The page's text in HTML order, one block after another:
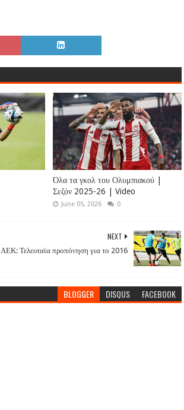
Όλα τα γκολ του Ολυμπιακού |
Σεζόν 2025-26 | Video
June 05, 2026 0
NEXT
ΑΕΚ: Τελευταία προπόνηση για το 2016
BLOGGER DISQUS FACEBOOK